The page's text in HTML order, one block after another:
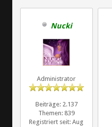
Nucki
Administrator
Beiträge: 2.137
Themen: 839
Registriert seit: Aug